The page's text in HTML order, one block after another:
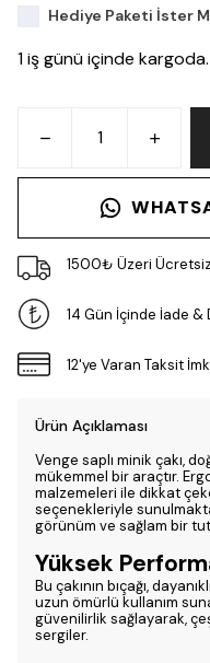
Hediye Paketi İster
1 iş günü içinde kargoda.
1500₺ Üzeri
14 Gün İçinde İade &
12'ye Varan Taksit
Ürün Açıklaması
Venge saplı minik çakı,
mükemmel bir araçtır.
malzemeleri ile dikkat
seçenekleriyle
görünüm ve sağlam bir
Yüksek
Bu çakının bıçağı,
uzun ömürlü kullanım
güvenilirlik sağlayarak,
sergiler.